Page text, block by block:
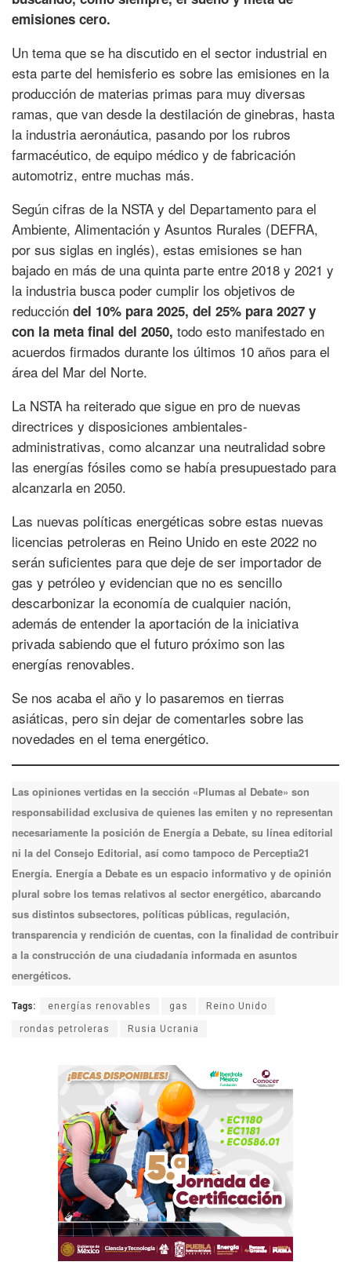
emisiones cero.
Un tema que se ha discutido en el sector industrial en
esta parte del hemisferio es sobre las emisiones en la
producción de materias primas para muy diversas
ramas, que van desde la destilación de ginebras, hasta
la industria aeronáutica, pasando por los rubros
farmacéutico, de equipo médico y de fabricación
automotriz, entre muchas más.
Según cifras de la NSTA y del Departamento para el
Ambiente, Alimentación y Asuntos Rurales (DEFRA,
por sus siglas en inglés), estas emisiones se han
bajado en más de una quinta parte entre 2018 y 2021 y
la industria busca poder cumplir los objetivos de
reducción del 10% para 2025, del 25% para 2027 y
con la meta final del 2050, todo esto manifestado en
acuerdos firmados durante los últimos 10 años para el
área del Mar del Norte.
La NSTA ha reiterado que sigue en pro de nuevas
directrices y disposiciones ambientales-
administrativas, como alcanzar una neutralidad sobre
las energías fósiles como se había presupuestado para
alcanzarla en 2050.
Las nuevas políticas energéticas sobre estas nuevas
licencias petroleras en Reino Unido en este 2022 no
serán suficientes para que deje de ser importador de
gas y petróleo y evidencian que no es sencillo
descarbonizar la economía de cualquier nación,
además de entender la aportación de la iniciativa
privada sabiendo que el futuro próximo son las
energías renovables.
Se nos acaba el año y lo pasaremos en tierras
asiáticas, pero sin dejar de comentarles sobre las
novedades en el tema energético.
Las opiniones vertidas en la sección «Plumas al Debate» son
responsabilidad exclusiva de quienes las emiten y no representan
necesariamente la posición de Energía a Debate, su línea editorial
ni la del Consejo Editorial, así como tampoco de Perceptia21
Energía. Energía a Debate es un espacio informativo y de opinión
plural sobre los temas relativos al sector energético, abarcando
sus distintos subsectores, políticas públicas, regulación,
transparencia y rendición de cuentas, con la finalidad de contribuir
a la construcción de una ciudadanía informada en asuntos
energéticos.
Tags: energías renovables gas Reino Unido
rondas petroleras Rusia Ucrania